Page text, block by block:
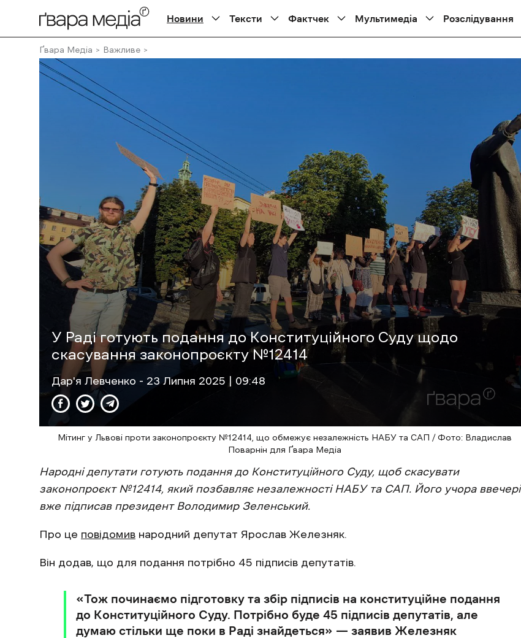
Новини Тексти Фактчек Мультимедіа Розслідування
Ґвара Медіа Важливе
У Раді готують подання до Конституційного Суду щодо
скасування законопроєкту №12414
Дар'я Левченко - 23 Липня 2025 | 09:48
Мітинг у Львові проти законопроєкту №12414, що обмежує незалежність НАБУ та САП / Фото: Владислав
Поварнін для Ґвара Медіа
Народні депутати готують подання до Конституційного Суду, щоб скасувати
законопроєкт №12414, який позбавляє незалежності НАБУ та САП. Його учора ввечері
вже підписав президент Володимир Зеленський.
Про це повідомив народний депутат Ярослав Железняк.
Він додав, що для подання потрібно 45 підписів депутатів.
«Тож починаємо підготовку та збір підписів на конституційне подання
до Конституційного Суду. Потрібно буде 45 підписів депутатів, але
думаю стільки ще поки в Раді знайдеться» — заявив Железняк